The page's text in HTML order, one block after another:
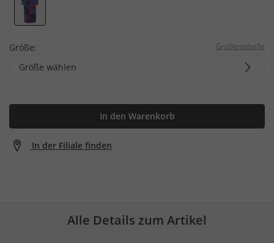
Größe: Größentabelle
Größe wählen
In den Warenkorb
In der Filiale finden
Alle Details zum Artikel